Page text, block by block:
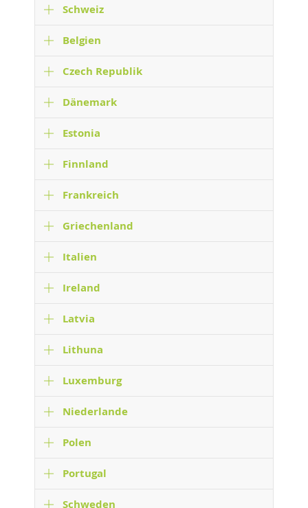
Schweiz
Belgien
Czech Republik
Dänemark
Estonia
Finnland
Frankreich
Griechenland
Italien
Ireland
Latvia
Lithuna
Luxemburg
Niederlande
Polen
Portugal
Schweden